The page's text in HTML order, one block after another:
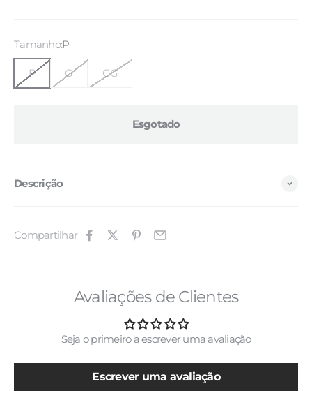
Tamanho:P
P G GG
Esgotado
Descrição
Compartilhar
Avaliações de Clientes
Seja o primeiro a escrever uma avaliação
Escrever uma avaliação